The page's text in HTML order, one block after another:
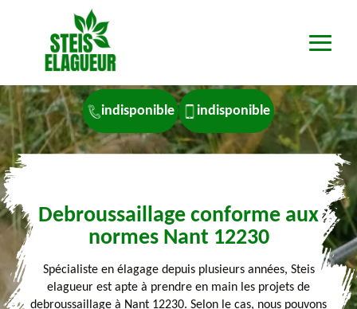
indisponible indisponible
Debroussaillage conforme aux
normes Nant 12230
Spécialiste en élagage depuis plusieurs années, Steis
elagueur est apte à prendre en main les projets de
debroussaillage à Nant 12230. Selon le cas, nous pouvons